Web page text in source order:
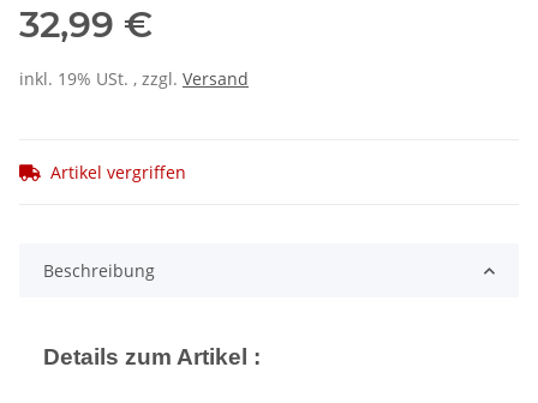
32,99 €
inkl. 19% USt. , zzgl. Versand
Artikel vergriffen
Beschreibung
Details zum Artikel :